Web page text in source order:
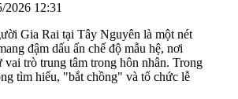
2026 12:31
Gia Rai tại Tây Nguyên là một nét
đậm dấu ấn chế độ mẫu hệ, nơi
trò trung tâm trong hôn nhân. Trong
tìm hiểu, "bắt chồng" và tổ chức lễ